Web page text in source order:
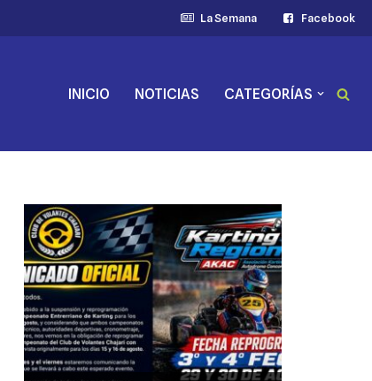
La Semana Facebook
INICIO NOTICIAS CATEGORÍAS